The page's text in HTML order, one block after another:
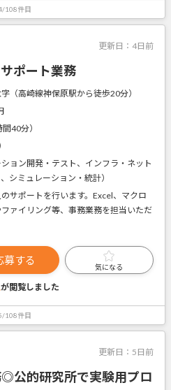
108件目
更新日： 4日前
ポート業務
（高崎線神保原駅から徒歩20分）
40分）
ョン開発・テスト、インフラ・ネット
シミュレーション・統計）
サポートを行います。Excel、マクロ
ァイリング等、事務業務を担当いただ
募する
気になる
が閲覧しました
108件目
更新日： 5日前
◎公的研究所で実験用プロ